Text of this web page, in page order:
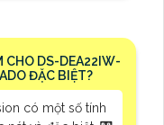
CHO DS-DEA22IW-
ĐẶC BIỆT?
có một số tính